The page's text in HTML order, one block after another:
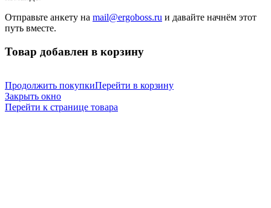
Отправьте анкету на mail@ergoboss.ru и давайте начнём этот
путь вместе.
Товар добавлен в корзину
Продолжить покупкиПерейти в корзину
Закрыть окно
Перейти к странице товара